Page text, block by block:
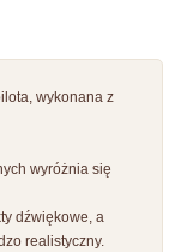
wykonana z
wyróżnia się
dźwiękowe, a
realistyczny.